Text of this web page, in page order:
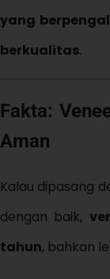
yang
berkualitas.
Fakta:
Aman
Kalau dipasang
dengan baik,
tahun, bahkan